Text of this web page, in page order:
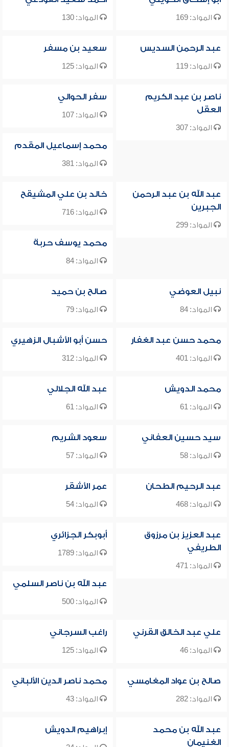
المواد: 169 المواد: 130
عبد الرحمن السديس
المواد: 119
سعيد بن مسفر
المواد: 125
ناصر بن عبد الكريم
العقل
المواد: 307
سفر الحوالي
المواد: 107
محمد إسماعيل المقدم
المواد: 381
عبد الله بن عبد الرحمن
الجبرين
المواد: 299
خالد بن علي المشيقح
المواد: 716
محمد يوسف حربة
المواد: 84
نبيل العوضي
المواد: 84
صالح بن حميد
المواد: 79
محمد حسن عبد الغفار
المواد: 401
حسن أبو الأشبال الزهيري
المواد: 312
محمد الدويش
المواد: 61
عبد الله الجلالي
المواد: 61
سيد حسين العفاني
المواد: 58
سعود الشريم
المواد: 57
عبد الرحيم الطحان
المواد: 468
عمر الأشقر
المواد: 54
عبد العزيز بن مرزوق
الطريفي
المواد: 471
أبوبكر الجزائري
المواد: 1789
عبد الله بن ناصر السلمي
المواد: 500
علي عبد الخالق القرني
المواد: 46
راغب السرجاني
المواد: 125
صالح بن عواد المغامسي
المواد: 282
محمد ناصر الدين الألباني
المواد: 43
عبد الله بن محمد
الغنيمان
إبراهيم الدويش